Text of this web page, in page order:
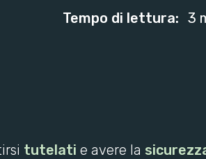
Tempo di lettura: 3
tutelati e avere la